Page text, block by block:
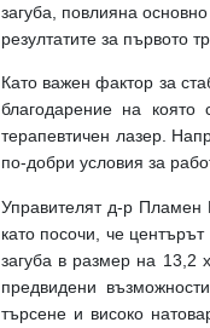
загуба, повлияна
резултатите за първото
Като важен фактор за
благодарение на която
терапевтичен лазер.
по-добри условия за
Управителят д-р Пламен
като посочи, че
загуба в размер на 13,2
предвидени
търсене и високо